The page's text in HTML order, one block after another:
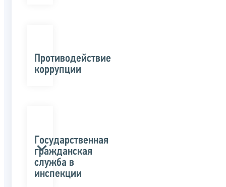
Противодействие
коррупции
Государственная
гражданская
служба в
инспекции